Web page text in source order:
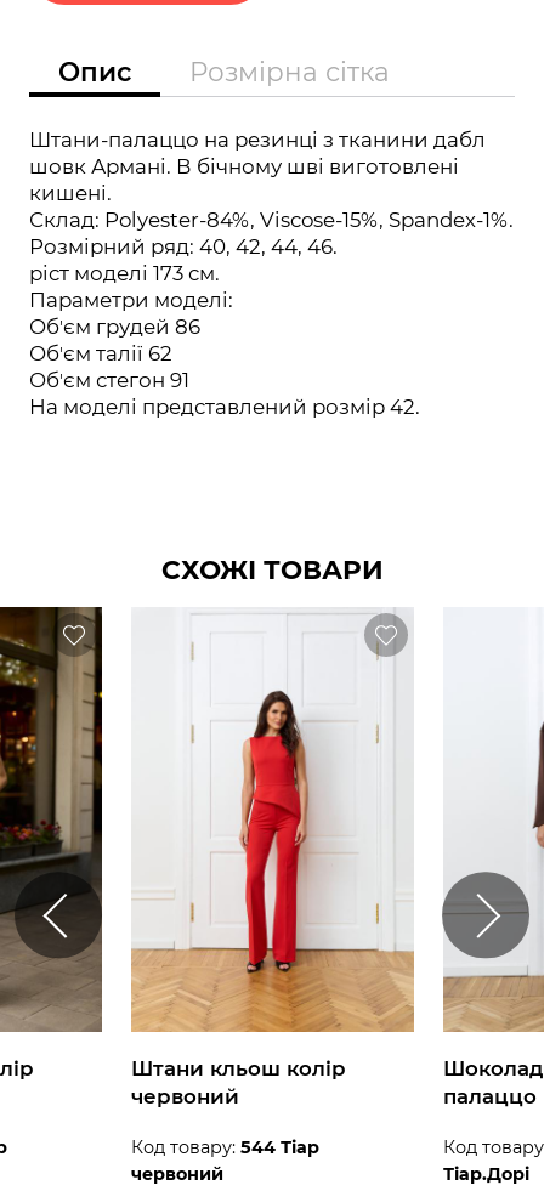
Опис Розмірна сітка
Штани-палаццо на резинці з тканини дабл
шовк Армані. В бічному шві виготовлені
кишені.
Склад: Polyester-84%, Viscose-15%, Spandex-1%.
Розмірний ряд: 40, 42, 44, 46.
ріст моделі 173 см.
Параметри моделі:
Обʼєм грудей 86
Обʼєм талії 62
Обʼєм стегон 91
На моделі представлений розмір 42.
СХОЖІ ТОВАРИ
Штани кльош колір
червоний
Код товару: 544 Тіар
червоний
палаццо
Код
Тіар.Дорі